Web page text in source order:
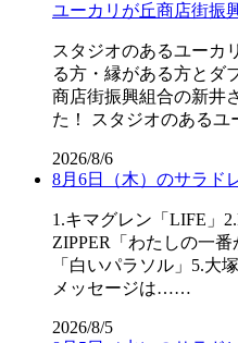
ユーカリが丘商店街振
スタジオのあるユーカ
る方・縁がある方とダ
商店街振興組合の新井
た！ スタジオのある
2026/8/6
8月6日（木）のサラド
1.キマグレン「LIFE」
ZIPPER「わたしの一
「白いパラソル」5.大
メッセージは……
2026/8/5